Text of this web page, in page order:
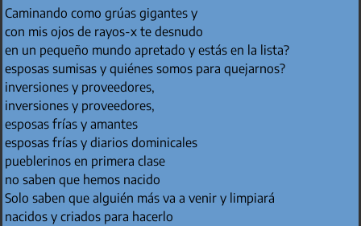
Caminando como grúas gigantes y
con mis ojos de rayos-x te desnudo
en un pequeño mundo apretado y estás en la lista?
esposas sumisas y quiénes somos para quejarnos?
inversiones y proveedores,
inversiones y proveedores,
esposas frías y amantes
esposas frías y diarios dominicales
pueblerinos en primera clase
no saben que hemos nacido
Solo saben que alguién más va a venir y limpiará
nacidos y criados para hacerlo